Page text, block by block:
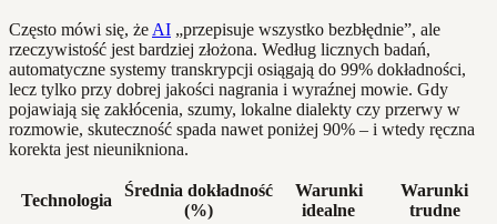
Często mówi się, że AI „przepisuje wszystko bezbłędnie”, ale
rzeczywistość jest bardziej złożona. Według licznych badań,
automatyczne systemy transkrypcji osiągają do 99% dokładności,
lecz tylko przy dobrej jakości nagrania i wyraźnej mowie. Gdy
pojawiają się zakłócenia, szumy, lokalne dialekty czy przerwy w
rozmowie, skuteczność spada nawet poniżej 90% – i wtedy ręczna
korekta jest nieunikniona.
Technologia
Średnia dokładność
(%)
Warunki
idealne
Warunki
trudne